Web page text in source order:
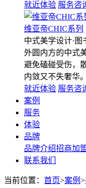
就近体验 服务咨
维亚帝CHIC系列
中式美学设计·图
外圆内方的中式
避免磕碰受伤，
内敛又不失奢华。
就近体验 服务咨
案例
服务
体验
品牌
品牌介绍招商加
联系我们
当前位置： 首页>案例 >